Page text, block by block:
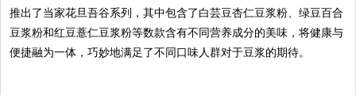
推出了当家花旦吾谷系列，其中包含了白芸豆杏仁豆浆粉、绿豆百合
豆浆粉和红豆薏仁豆浆粉等数款含有不同营养成分的美味，将健康与
便捷融为一体，巧妙地满足了不同口味人群对于豆浆的期待。